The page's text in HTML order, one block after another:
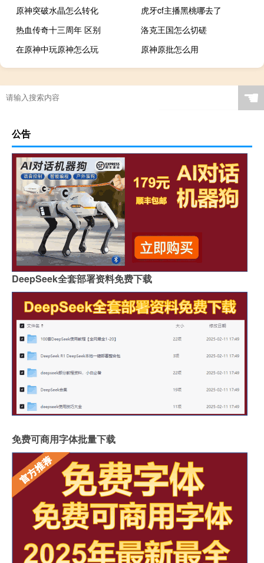
原神突破水晶怎么转化
虎牙cf主播黑桃哪去了
热血传奇十三周年 区别
洛克王国怎么切磋
在原神中玩原神怎么玩
原神原批怎么用
☚
公告
DeepSeek全套部署资料免费下载
免费可商用字体批量下载